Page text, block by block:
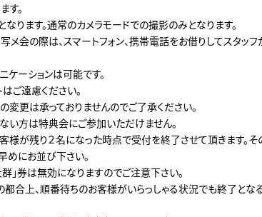
。
ります。通常のカメラモードでの撮影のみとなります。
メ会の際は、スマートフォン、携帯電話をお借りしてスタッ
ケーションは可能です。
ご遠慮ください。
変更は承っておりませんのでご了承ください。
い方は特典会にご参加いただけません。
が残り２名になった時点で受付を終了させて頂きます。
めにお並び下さい。
」券は無効になりますのでご注意下さい。
合上、順番待ちのお客様がいらっしゃる状況でも終了とな